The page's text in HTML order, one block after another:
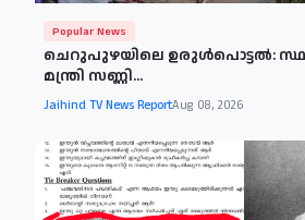
Popular News
ചെറുപുഴയിലെ ഉരുൾപൊട്ടൽ:
മന്ത്രി സണ്ണി...
Jaihind TV News ReportAug 08, 2026